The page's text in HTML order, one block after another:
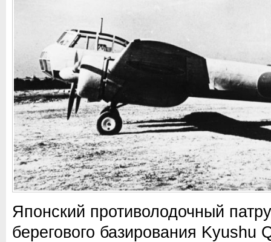
Японский противолодочный
берегового базирования Kyushu